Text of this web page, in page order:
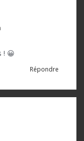
! 😀
Répondre